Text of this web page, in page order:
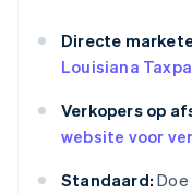
Directe
Louisiana
Verkopers op
website voor
Standaard: